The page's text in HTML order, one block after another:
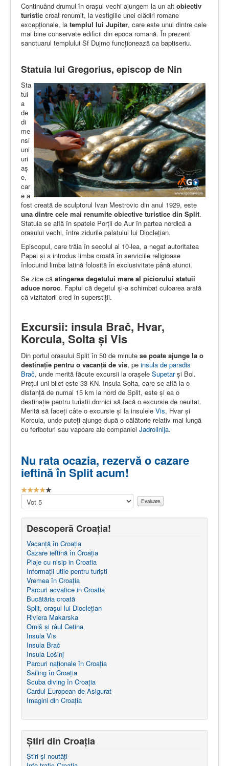
Continuând drumul în orașul vechi ajungem la un alt obiectiv
turistic croat renumit, la vestigiile unei clădiri romane
excepționale, la templul lui Jupiter, care este unul dintre cele
mai bine conservate edificii din epoca romană. În prezent
sanctuarul templului Sf Dujmo funcționează ca baptiseriu.
Statuia lui Gregorius, episcop de Nin
Sta
tui
a
de
di
me
nsi
uni
uri
aș
e,
car
e a
fost creată de sculptorul Ivan Mestrovic din anul 1929, este
una dintre cele mai renumite obiective turistice din Split.
Statuia se află în spatele Porții de Aur în partea nordică a
orașului vechi, între zidurile palatului lui Dioclețian.
Episcopul, care trăia în secolul al 10-lea, a negat autoritatea
Papei și a introdus limba croată în serviciile religioase
înlocuind limba latină folosită în exclusivitate până atunci.
Se zice că atingerea degetului mare al piciorului statuii
aduce noroc. Faptul că degetul și-a schimbat culoarea arată
că vizitatorii cred în superstiții.
Excursii: insula Brač, Hvar,
Korcula, Solta și Vis
Din portul orașului Split în 50 de minute se poate ajunge la o
destinație pentru o vacanță de vis, pe insula de paradis
Brač, unde merită făcute excursii la orașele Supetarși Bol.
Prețul uni bilet este 33 KN. Insula Solta, care se află la o
distanță de numai 15 km la nord de Split, este și ea o
destinație pentru turiștii dornici să facă o excursie de neuitat.
Merită să faceți câte o excursie și la insulele Vis, Hvar și
Korcula, unde puteți ajunge după o călătorie relativ mai lungă
cu feriboturi sau vapoare ale companiei Jadrolinija.
Nu rata ocazia, rezervă o cazare
ieftină în Split acum!
E
v
a
l
Vă
rugăm
să
evaluați
Descoperă Croația!
Vacanță în Croația
Cazare ieftină în Croația
Plaje cu nisip in Croatia
Informații utile pentru turiști
Vremea în Croația
Parcuri acvatice in Croatia
Bucătăria croată
Split, orașul lui Dioclețian
Riviera Makarska
Omiš și râul Cetina
Insula Vis
Insula Brač
Insula Lošinj
Parcuri naţionale în Croația
Sailing în Croaţia
Scuba diving în Croația
Cardul European de Asigurat
Imagini din Croația
Știri din Croația
Știri și noutăți